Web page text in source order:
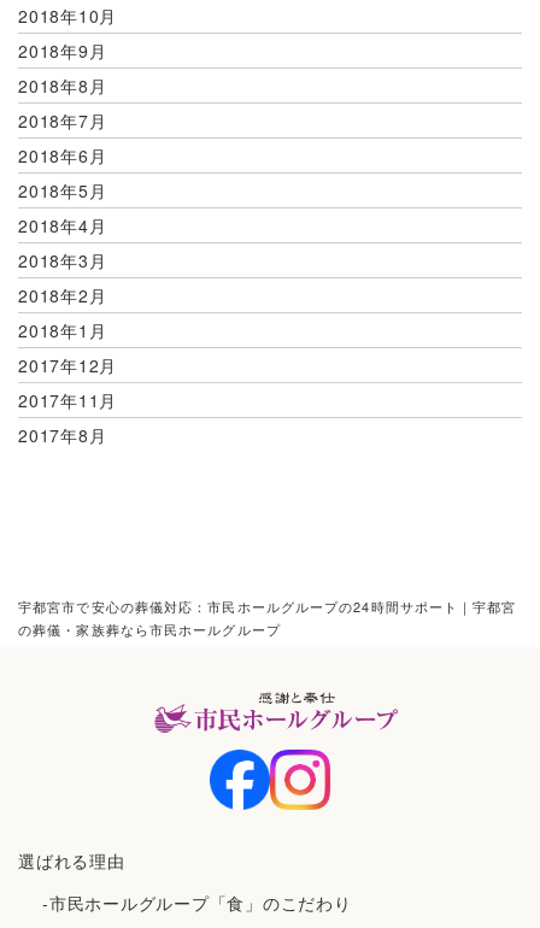
宇都宮市で安心の葬儀対応：市民ホールグループの24時間サポート｜宇都宮
の葬儀・家族葬なら市民ホールグループ
2018年10月
2018年9月
2018年8月
2018年7月
2018年6月
2018年5月
2018年4月
2018年3月
2018年2月
2018年1月
2017年12月
2017年11月
2017年8月
選ばれる理由
-市民ホールグループ「食」のこだわり